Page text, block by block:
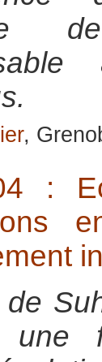
,
:
une